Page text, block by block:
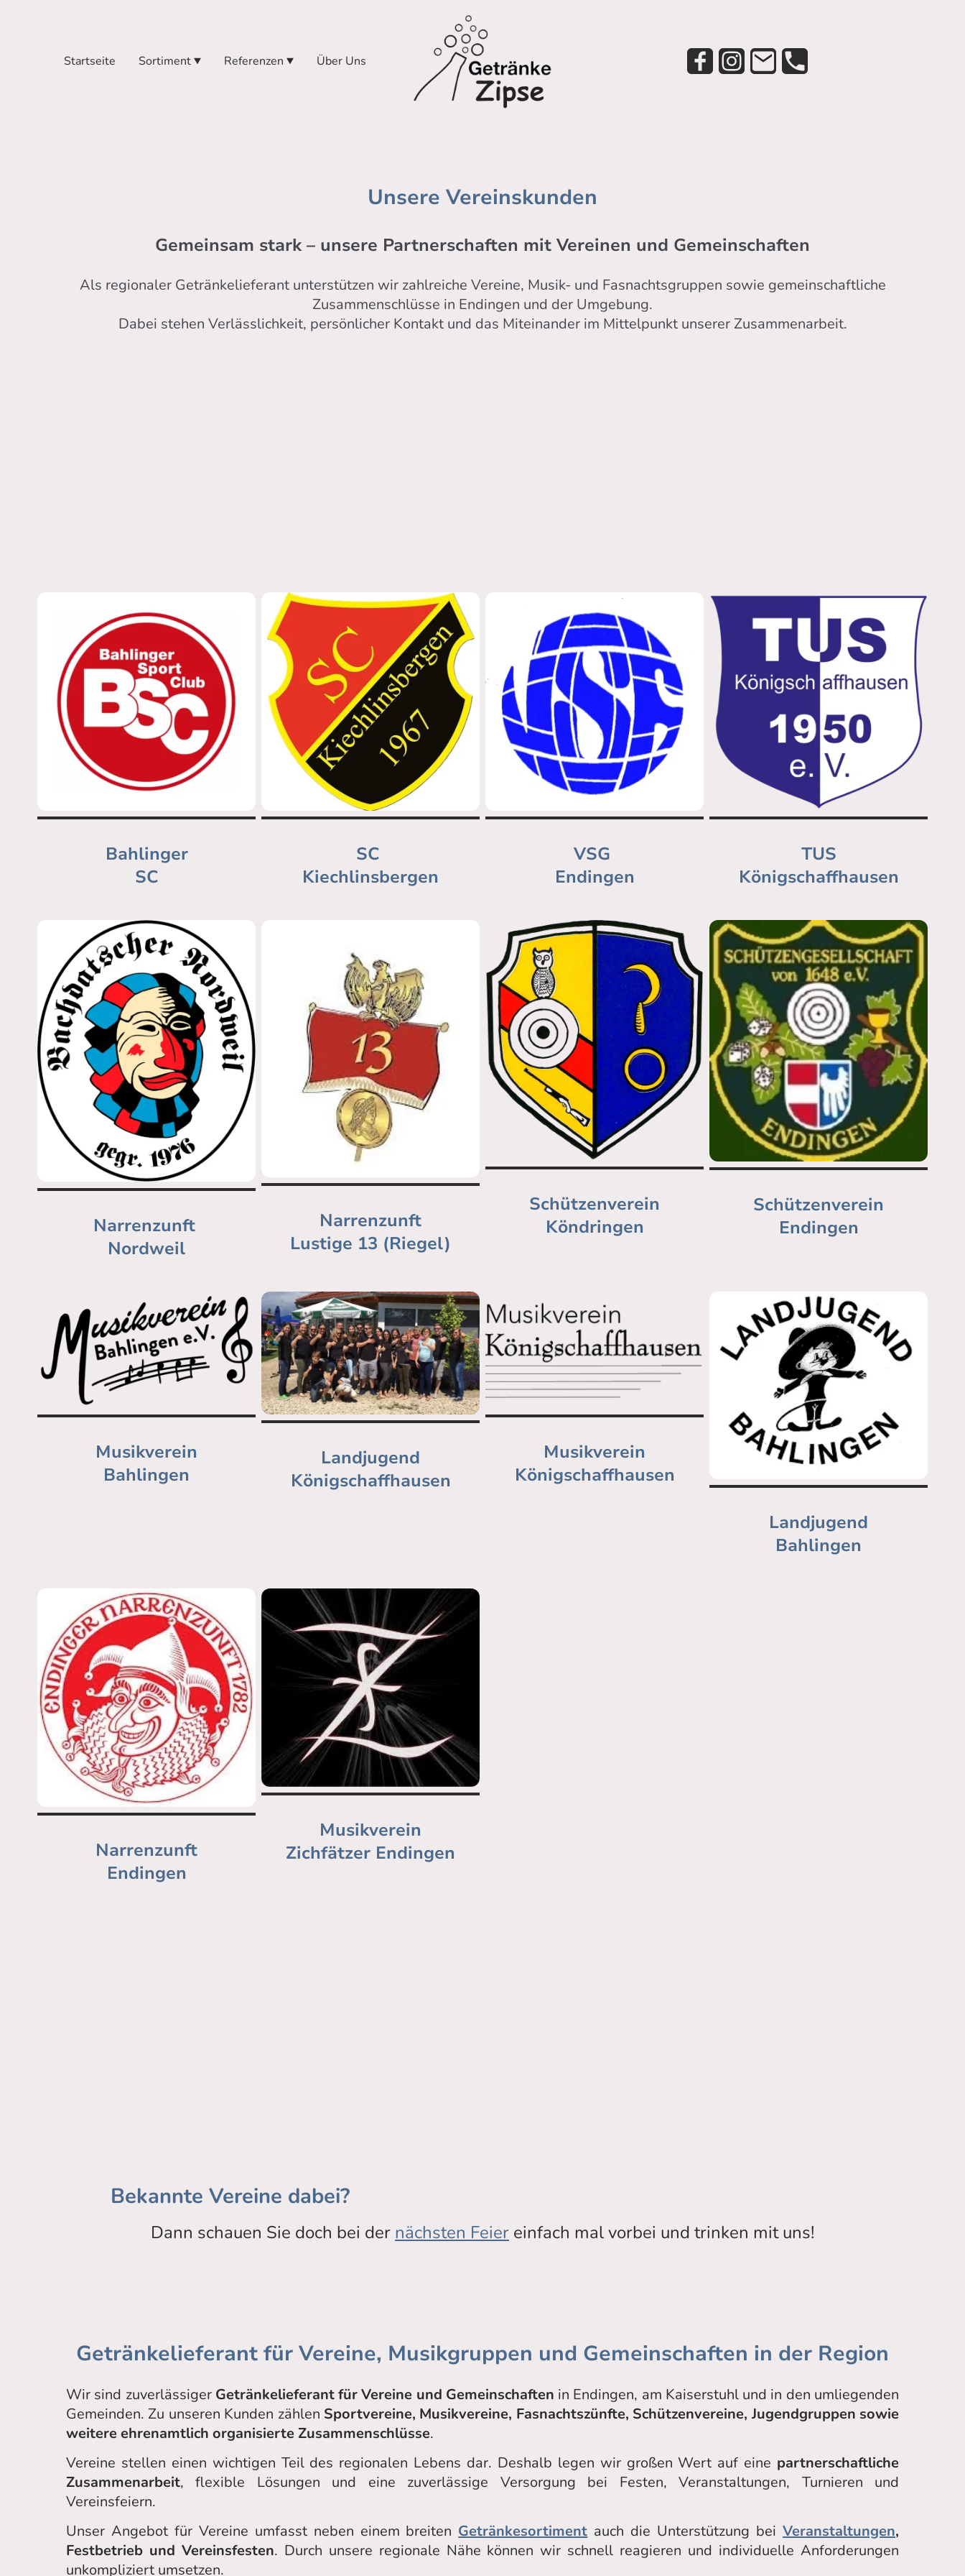
Startseite Sortiment Referenzen Über Uns
Unsere Vereinskunden
Gemeinsam stark – unsere Partnerschaften mit Vereinen und Gemeinschaften
Als regionaler Getränkelieferant unterstützen wir zahlreiche Vereine, Musik- und Fasnachtsgruppen sowie gemeinschaftliche
Zusammenschlüsse in Endingen und der Umgebung.
Dabei stehen Verlässlichkeit, persönlicher Kontakt und das Miteinander im Mittelpunkt unserer Zusammenarbeit.
Bahlinger
SC
SC
Kiechlinsbergen
VSG
Endingen
TUS
Königschaffhausen
Narrenzunft
Nordweil
Narrenzunft
Lustige 13 (Riegel)
Schützenverein
Köndringen
Schützenverein
Endingen
Musikverein
Bahlingen
Landjugend
Königschaffhausen
Musikverein
Königschaffhausen
Landjugend
Bahlingen
Narrenzunft
Endingen
Musikverein
Zichfätzer Endingen
Bekannte Vereine dabei?
Dann schauen Sie doch bei der nächsten Feier einfach mal vorbei und trinken mit uns!
Getränkelieferant für Vereine, Musikgruppen und Gemeinschaften in der Region
Wir sind zuverlässiger Getränkelieferant für Vereine und Gemeinschaften in Endingen, am Kaiserstuhl und in den umliegenden
Gemeinden. Zu unseren Kunden zählen Sportvereine, Musikvereine, Fasnachtszünfte, Schützenvereine, Jugendgruppen sowie
weitere ehrenamtlich organisierte Zusammenschlüsse.
Vereine stellen einen wichtigen Teil des regionalen Lebens dar. Deshalb legen wir großen Wert auf eine partnerschaftliche
Zusammenarbeit, flexible Lösungen und eine zuverlässige Versorgung bei Festen, Veranstaltungen, Turnieren und
Vereinsfeiern.
Unser Angebot für Vereine umfasst neben einem breiten Getränkesortiment auch die Unterstützung beiVeranstaltungen,
Festbetrieb und Vereinsfesten. Durch unsere regionale Nähe können wir schnell reagieren und individuelle Anforderungen
unkompliziert umsetzen.